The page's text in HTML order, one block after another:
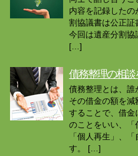
内容を記録した
割協議書は公正証
今回は遺産分割協
[…]
債務整理の相談
債務整理とは、誰
その借金の額を
することで、借金
のことをいい、「
「個人再生」、
す。 […]